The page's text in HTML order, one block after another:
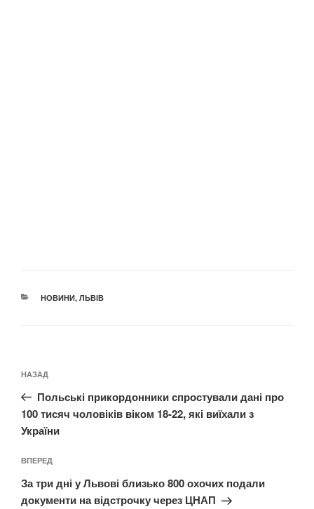
КАТЕГОРІЇ
НОВИНИ, ЛЬВІВ
записів
Попередній
запис:
НАЗАД
Польські прикордонники спростували дані про
100 тисяч чоловіків віком 18-22, які виїхали з
України
Наступний
запис
ВПЕРЕД
За три дні у Львові близько 800 охочих подали
документи на відстрочку через ЦНАП